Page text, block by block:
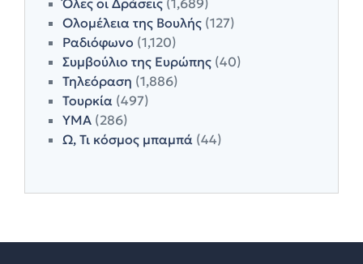
Ολομέλεια της Βουλής (127)
Ραδιόφωνο (1,120)
Συμβούλιο της Ευρώπης (40)
Τηλεόραση (1,886)
Τουρκία (497)
ΥΜΑ (286)
Ω, Τι κόσμος μπαμπά (44)